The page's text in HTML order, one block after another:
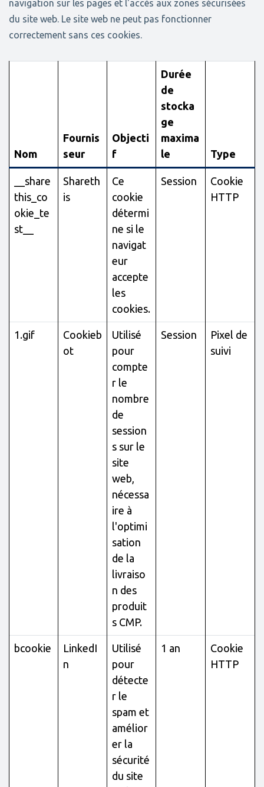
navigation sur les pages et l'accès aux zones sécurisées
du site web. Le site web ne peut pas fonctionner
correctement sans ces cookies.
Nom
Fournis
seur
Objecti
f
Durée
de
stocka
ge
maxima
le
Type
__share
this_co
okie_te
st__
Shareth
is
Ce
cookie
détermi
ne si le
navigat
eur
accepte
les
cookies.
Session
Cookie
HTTP
1.gif
Cookieb
ot
Utilisé
pour
compte
r le
nombre
de
session
s sur le
site
web,
nécessa
ire à
l'optimi
sation
de la
livraiso
n des
produit
s CMP.
Session
Pixel de
suivi
bcookie
LinkedI
n
Utilisé
pour
détecte
r le
spam et
amélior
er la
sécurité
du site
1 an
Cookie
HTTP